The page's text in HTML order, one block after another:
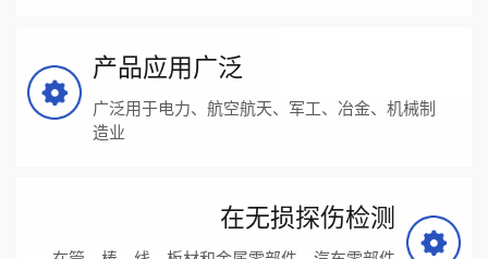
产品应用广泛
广泛用于电力、航空航天、军工、冶金、机械制
造业
在无损探伤检测